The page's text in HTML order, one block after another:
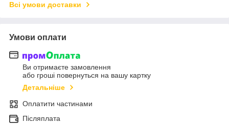
Всі умови доставки
Умови оплати
Ви отримаєте замовлення
або гроші повернуться на вашу картку
Детальніше
Оплатити частинами
Післяплата